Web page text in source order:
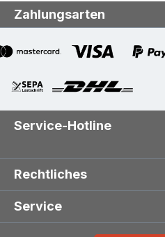
Zahlungsarten
Service-Hotline
Rechtliches
Service